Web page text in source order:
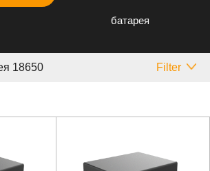
батарея
18650 Filter